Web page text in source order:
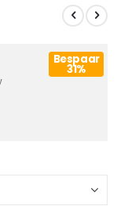
Bespaar
31%